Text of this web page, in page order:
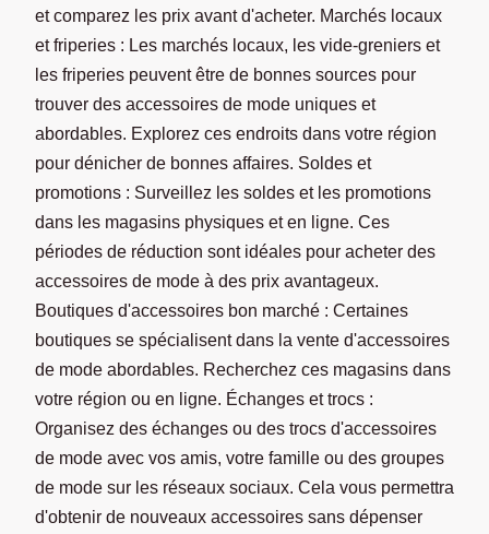
et comparez les prix avant d'acheter. Marchés locaux
et friperies : Les marchés locaux, les vide-greniers et
les friperies peuvent être de bonnes sources pour
trouver des accessoires de mode uniques et
abordables. Explorez ces endroits dans votre région
pour dénicher de bonnes affaires. Soldes et
promotions : Surveillez les soldes et les promotions
dans les magasins physiques et en ligne. Ces
périodes de réduction sont idéales pour acheter des
accessoires de mode à des prix avantageux.
Boutiques d'accessoires bon marché : Certaines
boutiques se spécialisent dans la vente d'accessoires
de mode abordables. Recherchez ces magasins dans
votre région ou en ligne. Échanges et trocs :
Organisez des échanges ou des trocs d'accessoires
de mode avec vos amis, votre famille ou des groupes
de mode sur les réseaux sociaux. Cela vous permettra
d'obtenir de nouveaux accessoires sans dépenser